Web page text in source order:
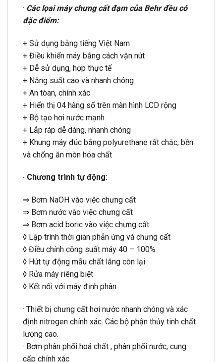
· Các lọai máy chưng cất đạm của Behr đều có
đặc điểm:
+ Sử dụng bằng tiếng Việt Nam
+ Điều khiển máy bằng cách vặn nút
+ Dễ sử dụng, hợp thực tế
+ Năng suất cao và nhanh chóng
+ An tòan, chính xác
+ Hiển thị 04 hàng số trên màn hình LCD rộng
+ Bộ tạo hơi nước mạnh
+ Lắp ráp dễ dàng, nhanh chóng
+ Khung máy đúc bằng polyurethane rất chắc, bền
và chống ăn mòn hóa chất
· Chương trình tự động:
⇒ Bơm NaOH vào việc chưng cất
⇒ Bơm nước vào việc chưng cất
⇒ Bơm acid boric vào việc chưng cất
◊ Lập trình thời gian phản ứng và chưng cất
◊ Điều chỉnh công suất máy 40 – 100%
◊ Hút tự động mẫu chất lắng còn lại
◊ Rửa máy riêng biệt
◊ Kết nối với máy định phân
· Thiết bị chưng cất hơi nước nhanh chóng và xác
định nitrogen chính xác. Các bộ phận thủy tinh chất
lượng cao.
· Bơm phân phối hoá chất , phân phối nước, cung
cấp chính xác